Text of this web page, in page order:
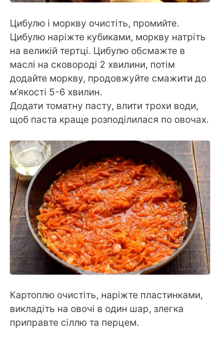
Цибулю і моркву очистіть, промийте.
Цибулю наріжте кубиками, моркву натріть
на великій тертці. Цибулю обсмажте в
маслі на сковороді 2 хвилини, потім
додайте моркву, продовжуйте смажити до
м’якості 5-6 хвилин.
Додати томатну пасту, влити трохи води,
щоб паста краще розподілилася по овочах.
Картоплю очистіть, наріжте пластинками,
викладіть на овочі в один шар, злегка
приправте сіллю та перцем.